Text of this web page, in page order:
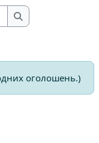
Пошук на форумах
Пошук на
оголошень.)